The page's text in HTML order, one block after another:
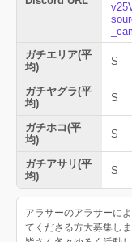
ガチエリア(平
均)
S
ガチヤグラ(平
均)
S
ガチホコ(平
均)
S
ガチアサリ(平
均)
S
アラサーのアラサーに
てくださる方大募集し